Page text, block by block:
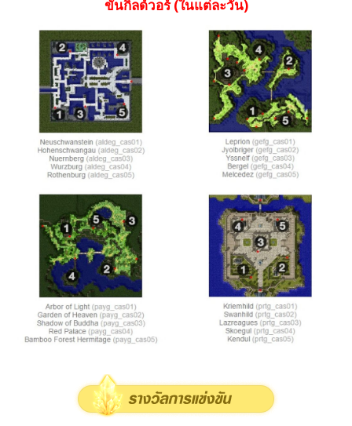
ขันกิลด์วอร์ (ในแต่ละวัน)